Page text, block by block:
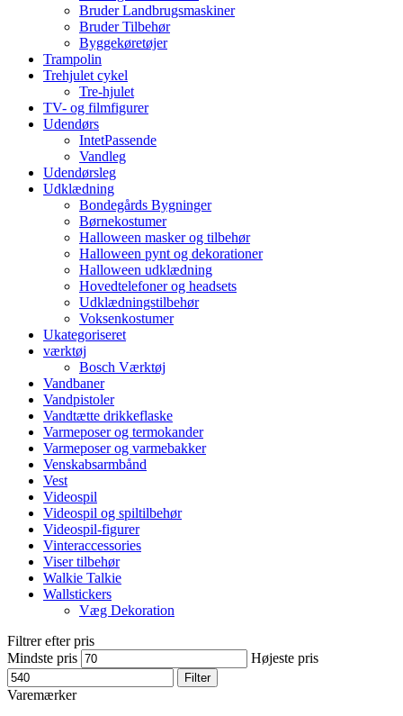
Bruder Landbrugsmaskiner
Bruder Tilbehør
Byggekøretøjer
Trampolin
Trehjulet cykel
Tre-hjulet
TV- og filmfigurer
Udendørs
IntetPassende
Vandleg
Udendørsleg
Udklædning
Bondegårds Bygninger
Børnekostumer
Halloween masker og tilbehør
Halloween pynt og dekorationer
Halloween udklædning
Hovedtelefoner og headsets
Udklædningstilbehør
Voksenkostumer
Ukategoriseret
værktøj
Bosch Værktøj
Vandbaner
Vandpistoler
Vandtætte drikkeflaske
Varmeposer og termokander
Varmeposer og varmebakker
Venskabsarmbånd
Vest
Videospil
Videospil og spiltilbehør
Videospil-figurer
Vinteraccessories
Viser tilbehør
Walkie Talkie
Wallstickers
Væg Dekoration
Filtrer efter pris
Mindste pris
Højeste pris
Filter
Varemærker